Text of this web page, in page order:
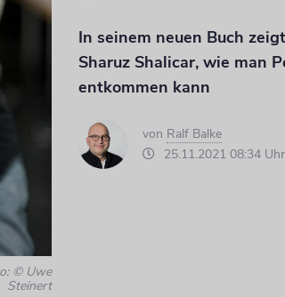
© Uwe
Steinert
In seinem neuen Buch
Sharuz Shalicar, wie man
entkommen kann
von Ralf Balke
25.11.2021 08:34 Uhr